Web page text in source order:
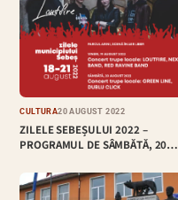
CULTURĂ20 AUGUST 2022
ZILELE SEBEȘULUI 2022 –
PROGRAMUL DE SÂMBĂTĂ, 20…